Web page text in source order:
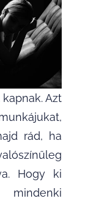
Azt
rád, ha
Hogy ki